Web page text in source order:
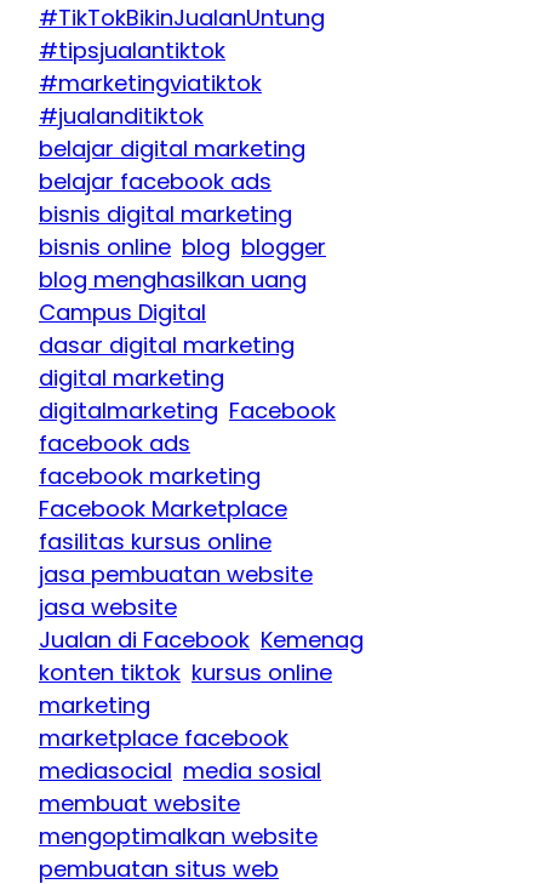
#TikTokBikinJualanUntung
#tipsjualantiktok
#marketingviatiktok
#jualanditiktok
belajar digital marketing
belajar facebook ads
bisnis digital marketing
bisnis online blog blogger
blog menghasilkan uang
Campus Digital
dasar digital marketing
digital marketing
digitalmarketing Facebook
facebook ads
facebook marketing
Facebook Marketplace
fasilitas kursus online
jasa pembuatan website
jasa website
Jualan di Facebook Kemenag
konten tiktok kursus online
marketing
marketplace facebook
mediasocial media sosial
membuat website
mengoptimalkan website
pembuatan situs web